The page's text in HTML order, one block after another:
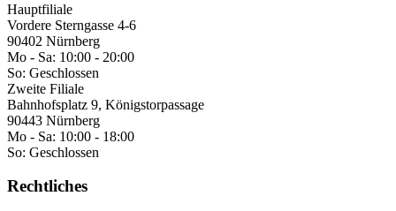
Hauptfiliale
Vordere Sterngasse 4-6
90402 Nürnberg
Mo - Sa: 10:00 - 20:00
So: Geschlossen
Zweite Filiale
Bahnhofsplatz 9, Königstorpassage
90443 Nürnberg
Mo - Sa: 10:00 - 18:00
So: Geschlossen
Rechtliches